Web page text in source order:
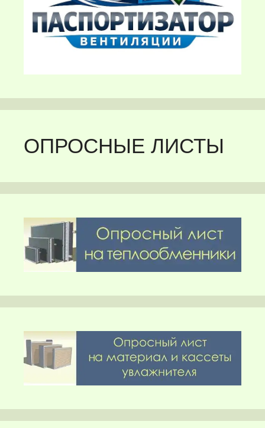
ОПРОСНЫЕ ЛИСТЫ